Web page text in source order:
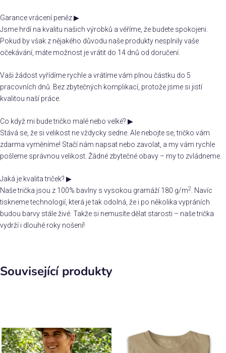
Garance vrácení peněz▶
Jsme hrdí na kvalitu našich výrobků a věříme, že budete spokojeni.
Pokud by však z nějakého důvodu naše produkty nesplnily vaše
očekávání, máte možnost je vrátit do 14 dnů od doručení.
Vaši žádost vyřídíme rychle a vrátíme vám plnou částku do 5
pracovních dnů. Bez zbytečných komplikací, protože jsme si jistí
kvalitou naší práce.
Co když mi bude tričko malé nebo velké? ▶
Stává se, že si velikost ne vždycky sedne. Ale nebojte se, tričko vám
zdarma vyměníme! Stačí nám napsat nebo zavolat, a my vám rychle
pošleme správnou velikost. Žádné zbytečné obavy – my to zvládneme.
Jaká je kvalita triček? ▶
Naše trička jsou z 100% bavlny s vysokou gramáží 180 g/m2. Navíc
tiskneme technologií, která je tak odolná, že i po několika vypráních
budou barvy stále živé. Takže si nemusíte dělat starosti – naše trička
vydrží i dlouhé roky nošení!
Související produkty